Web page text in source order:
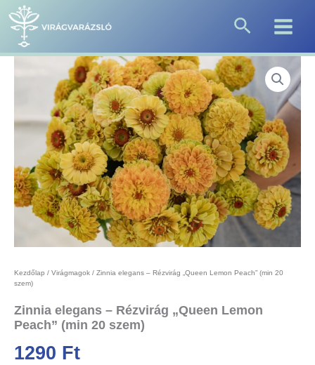
Skip
content
Search
Kezdőlap / Virágmagok / Zinnia elegans – Rézvirág „Queen Lemon Peach” (min 20
szem)
Zinnia elegans – Rézvirág „Queen Lemon
Peach” (min 20 szem)
1290 Ft